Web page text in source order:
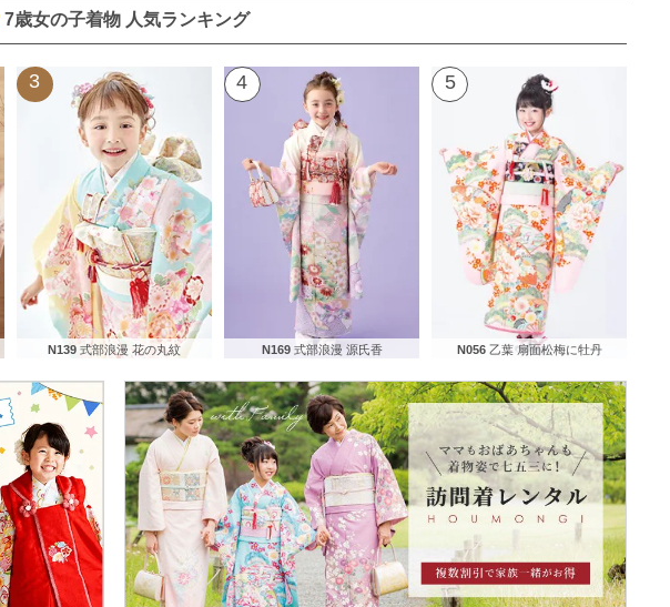
7歳女の子着物 人気ランキング
3
N139 式部浪漫 花の丸紋
4
N169 式部浪漫 源氏香
5
N056 乙葉 扇面松梅に牡丹